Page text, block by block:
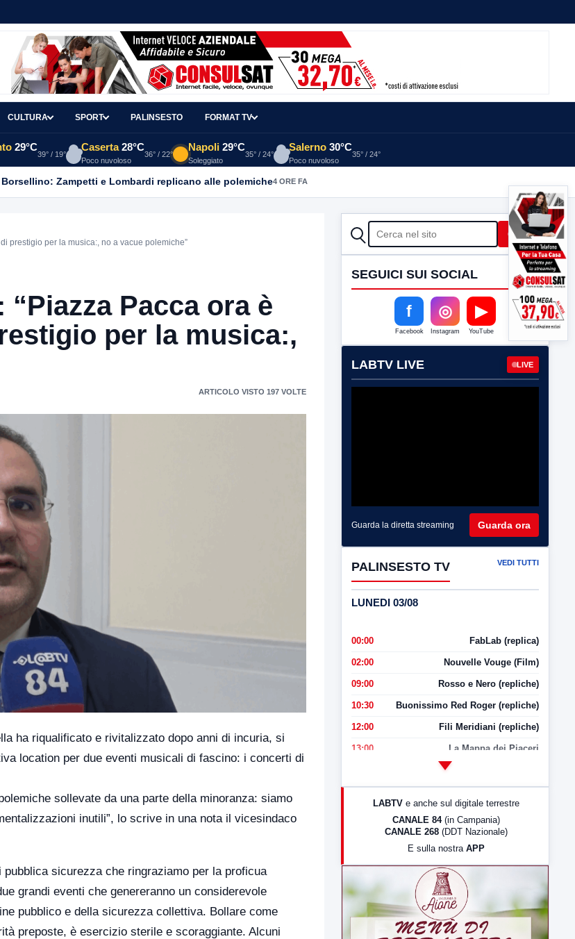
CULTURA SPORT PALINSESTO FORMAT TV
29°C
39° / 19°
Caserta 28°C
Poco nuvoloso
36° / 22°
Napoli 29°C
Soleggiato
35° / 24°
Salerno 30°C
Poco nuvoloso
35° / 24°
Zampetti e Lombardi replicano alle polemiche4 ORE FA
prestigio per la musica:, no a vacue polemiche”
Pacca ora è
per la musica:,
ARTICOLO VISTO 197 VOLTE
ha riqualificato e rivitalizzato dopo anni di incuria, si
location per due eventi musicali di fascino: i concerti di
sollevate da una parte della minoranza: siamo
inutili”, lo scrive in una nota il vicesindaco
sicurezza che ringraziamo per la proficua
grandi eventi che genereranno un considerevole
pubblico e della sicurezza collettiva. Bollare come
preposte, è esercizio sterile e scoraggiante. Alcuni
CERCA Cerca
SEGUICI SUI SOCIAL
f
Facebook
◎
Instagram
▶
YouTube
LABTV LIVE LIVE
Guarda la diretta streaming Guarda ora
PALINSESTO TV VEDI TUTTI
LUNEDI 03/08
00:00 FabLab (replica)
02:00 Nouvelle Vouge (Film)
09:00 Rosso e Nero (repliche)
10:30 Buonissimo Red Roger (repliche)
12:00 Fili Meridiani (repliche)
13:00 La Mappa dei Piaceri
LabNews (Diretta)
LabNews (replica)
LABTV e anche sul digitale terrestre
CANALE 84 (in Campania)
CANALE 268 (DDT Nazionale)
E sulla nostra APP